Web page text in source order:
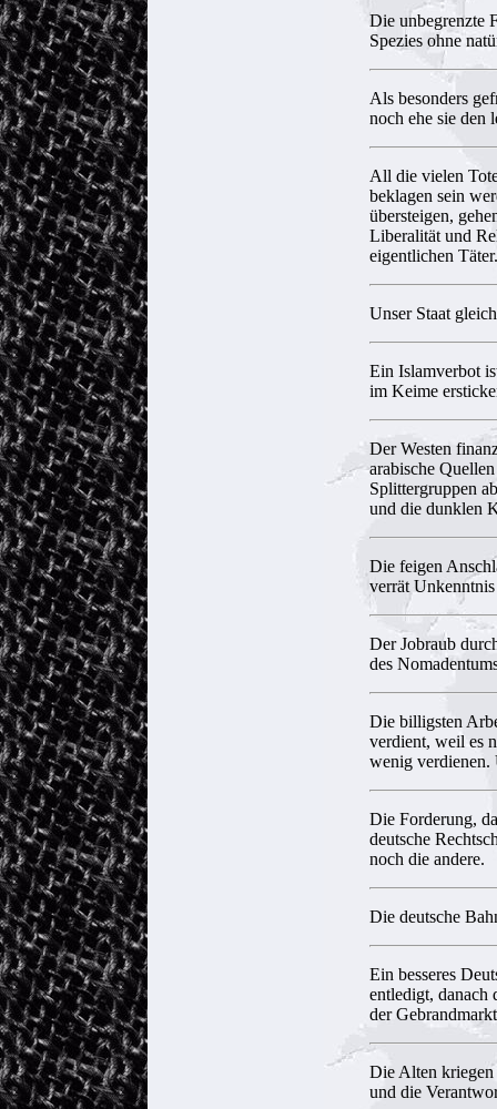
Die unbegrenzte
Spezies ohne
Als besonders
noch ehe sie den
All die vielen
beklagen sein
übersteigen,
Liberalität und
eigentlichen Täter.
Unser Staat
Ein Islamverbot
im Keime
Der Westen
arabische
Splittergruppen
und die dunklen
Die feigen
verrät Unkenntnis
Der Jobraub
des
Die billigsten
verdient, weil es
wenig verdienen.
Die Forderung,
deutsche
noch die andere.
Die deutsche
Ein besseres
entledigt, danach
der
Die Alten kriegen
und die